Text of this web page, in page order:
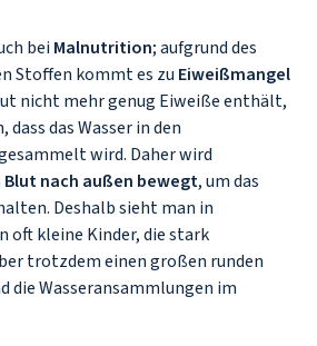
bei Malnutrition; aufgrund des
Stoffen kommt es zu Eiweißmangel
nicht mehr genug Eiweiße enthält,
dass das Wasser in den
wird. Daher wird
Blut nach außen bewegt, um das
Deshalb sieht man in
oft kleine Kinder, die stark
trotzdem einen großen runden
die Wasseransammlungen im